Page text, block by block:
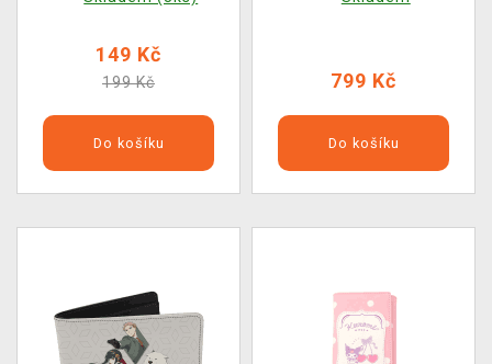
149 Kč
199 Kč
Do košíku
799 Kč
Do košíku